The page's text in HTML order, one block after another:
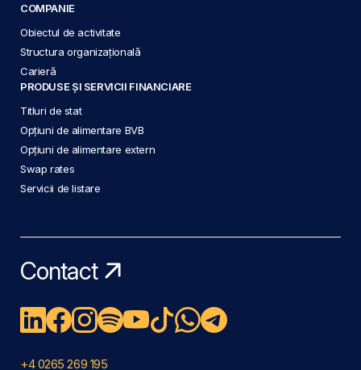
COMPANIE
Obiectul de activitate
Structura organizațională
Carieră
PRODUSE ȘI SERVICII FINANCIARE
Titluri de stat
Opțiuni de alimentare BVB
Opțiuni de alimentare extern
Swap rates
Servicii de listare
Contact
+4 0265 269 195